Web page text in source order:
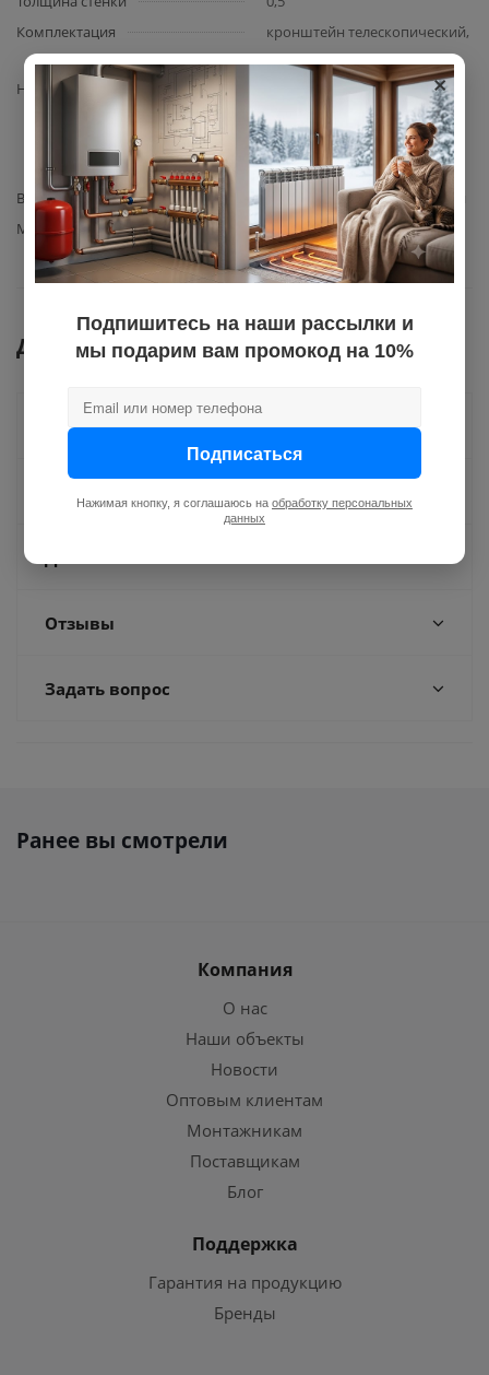
Комплектация
кронштейн телескопический,
упаковка
Назначение
позволяет закрепить
дымоход к вертикальной
плоскости и исключить его
горизонтальное смещение
Вид комплектующего
кронштейн телескопический
Материал изготовления
нержавеющая сталь AISI 430
Документы
Как купить
Отзывы
Задать вопрос
Ранее вы смотрели
Компания
О нас
Наши объекты
Новости
Оптовым клиентам
Монтажникам
Поставщикам
Блог
Поддержка
Гарантия на продукцию
Бренды
×
Подпишитесь на наши рассылки и
мы подарим вам промокод на 10%
Подписаться
Нажимая кнопку, я соглашаюсь на обработку персональных
данных